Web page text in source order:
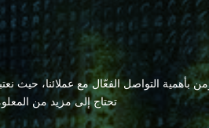
بأهمية التواصل الفعّال مع عملائنا، حيث
تحتاج إلى مزيد من